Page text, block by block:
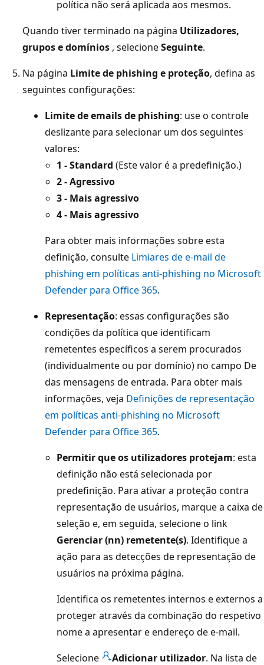
política não será aplicada aos mesmos.
Quando tiver terminado na página Utilizadores,
grupos e domínios , selecioneSeguinte.
Na página Limite de phishing e proteção, defina as
seguintes configurações:
Limite de emails de phishing: use o controle
deslizante para selecionar um dos seguintes
valores:
1 - Standard (Este valor é a predefinição.)
2 - Agressivo
3 - Mais agressivo
4 - Mais agressivo
Para obter mais informações sobre esta
definição, consulte Limiares de e-mail de
phishing em políticas anti-phishing no Microsoft
Defender para Office 365.
Representação: essas configurações são
condições da política que identificam
remetentes específicos a serem procurados
(individualmente ou por domínio) no campo De
das mensagens de entrada. Para obter mais
informações, veja Definições de representação
em políticas anti-phishing no Microsoft
Defender para Office 365.
Permitir que os utilizadores protejam: esta
definição não está selecionada por
predefinição. Para ativar a proteção contra
representação de usuários, marque a caixa de
seleção e, em seguida, selecione o link
Gerenciar (nn) remetente(s). Identifique a
ação para as detecções de representação de
usuários na próxima página.
Identifica os remetentes internos e externos a
proteger através da combinação do respetivo
nome a apresentar e endereço de e-mail.
Selecione
Adicionar utilizador. Na lista de